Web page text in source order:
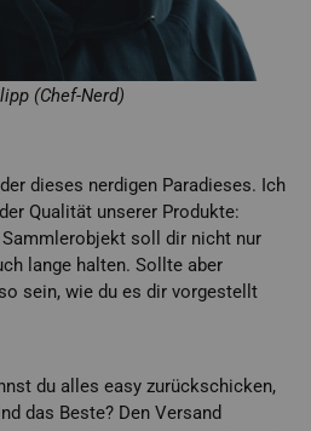
(Chef-Nerd)
dieses nerdigen Paradieses. Ich
Qualität unserer Produkte:
Sammlerobjekt soll dir nicht nur
lange halten. Sollte aber
sein, wie du es dir vorgestellt
du alles easy zurückschicken,
das Beste? Den Versand